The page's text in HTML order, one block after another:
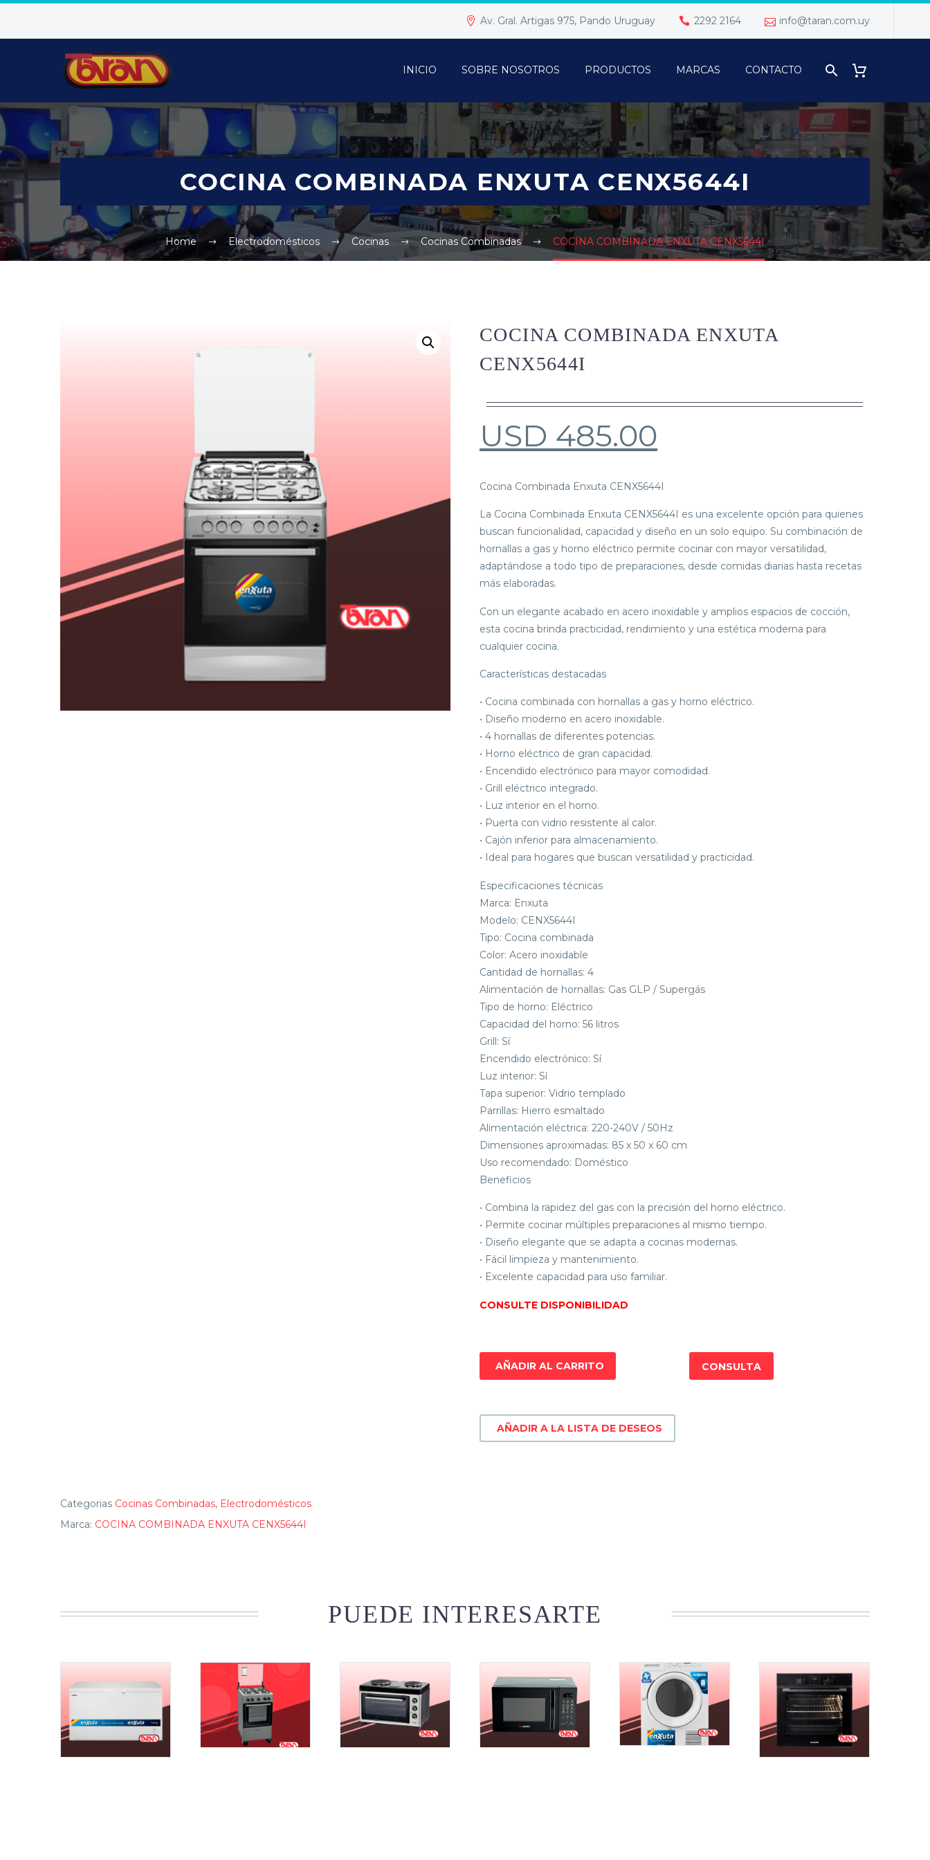
Av. Gral. Artigas 975, Pando Uruguay 2292 2164 info@taran.com.uy
INICIO SOBRE NOSOTROS PRODUCTOS MARCAS CONTACTO
COCINA COMBINADA ENXUTA CENX5644I
Home Electrodomésticos Cocinas Cocinas Combinadas COCINA COMBINADA ENXUTA CENX5644I
COCINA COMBINADA ENXUTA
CENX5644I
USD 485.00
Cocina Combinada Enxuta CENX5644I
La Cocina Combinada Enxuta CENX5644I es una excelente opción para quienes
buscan funcionalidad, capacidad y diseño en un solo equipo. Su combinación de
hornallas a gas y horno eléctrico permite cocinar con mayor versatilidad,
adaptándose a todo tipo de preparaciones, desde comidas diarias hasta recetas
más elaboradas.
Con un elegante acabado en acero inoxidable y amplios espacios de cocción,
esta cocina brinda practicidad, rendimiento y una estética moderna para
cualquier cocina.
Características destacadas
• Cocina combinada con hornallas a gas y horno eléctrico.
• Diseño moderno en acero inoxidable.
• 4 hornallas de diferentes potencias.
• Horno eléctrico de gran capacidad.
• Encendido electrónico para mayor comodidad.
• Grill eléctrico integrado.
• Luz interior en el horno.
• Puerta con vidrio resistente al calor.
• Cajón inferior para almacenamiento.
• Ideal para hogares que buscan versatilidad y practicidad.
Especificaciones técnicas
Marca: Enxuta
Modelo: CENX5644I
Tipo: Cocina combinada
Color: Acero inoxidable
Cantidad de hornallas: 4
Alimentación de hornallas: Gas GLP / Supergás
Tipo de horno: Eléctrico
Capacidad del horno: 56 litros
Grill: Sí
Encendido electrónico: Sí
Luz interior: Sí
Tapa superior: Vidrio templado
Parrillas: Hierro esmaltado
Alimentación eléctrica: 220-240V / 50Hz
Dimensiones aproximadas: 85 x 50 x 60 cm
Uso recomendado: Doméstico
Beneficios
• Combina la rapidez del gas con la precisión del horno eléctrico.
• Permite cocinar múltiples preparaciones al mismo tiempo.
• Diseño elegante que se adapta a cocinas modernas.
• Fácil limpieza y mantenimiento.
• Excelente capacidad para uso familiar.
CONSULTE DISPONIBILIDAD
AÑADIR AL CARRITO
AÑADIR A LA LISTA DE DESEOS
CONSULTA
Categorias Cocinas Combinadas, Electrodomésticos
Marca: COCINA COMBINADA ENXUTA CENX5644I
PUEDE INTERESARTE